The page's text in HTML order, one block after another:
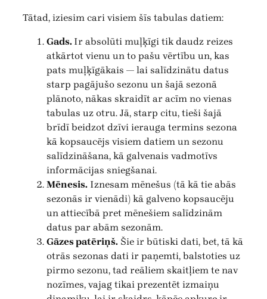
Tātad, iziesim cari visiem šīs tabulas datiem:
Gads. Ir absolūti muļķīgi tik daudz reizes
atkārtot vienu un to pašu vērtību un, kas
pats muļķīgākais — lai salīdzinātu datus
starp pagājušo sezonu un šajā sezonā
plānoto, nākas skraidīt ar acīm no vienas
tabulas uz otru. Jā, starp citu, tieši šajā
brīdī beidzot dzīvi ierauga termins sezona
kā kopsaucējs visiem datiem un sezonu
salīdzināšana, kā galvenais vadmotīvs
informācijas sniegšanai.
Mēnesis. Iznesam mēnešus (tā kā tie abās
sezonās ir vienādi) kā galveno kopsaucēju
un attiecībā pret mēnešiem salīdzinām
datus par abām sezonām.
Gāzes patēriņš. Šie ir būtiski dati, bet, tā kā
otrās sezonas dati ir paņemti, balstoties uz
pirmo sezonu, tad reāliem skaitļiem te nav
nozīmes, vajag tikai prezentēt izmaiņu